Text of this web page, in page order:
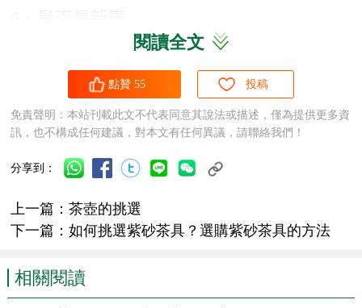
閱讀全文
點贊 55 投稿
免責聲明：本站刊載此文不代表同意其說法或描述，僅為提供更多資
訊，也不構成任何建議，對本文有任何異議，請聯絡我們！
分享到：
上一篇：茶壺的挑選
下一篇：如何挑選紫砂茶具？選購紫砂茶具的方法
相關閱讀